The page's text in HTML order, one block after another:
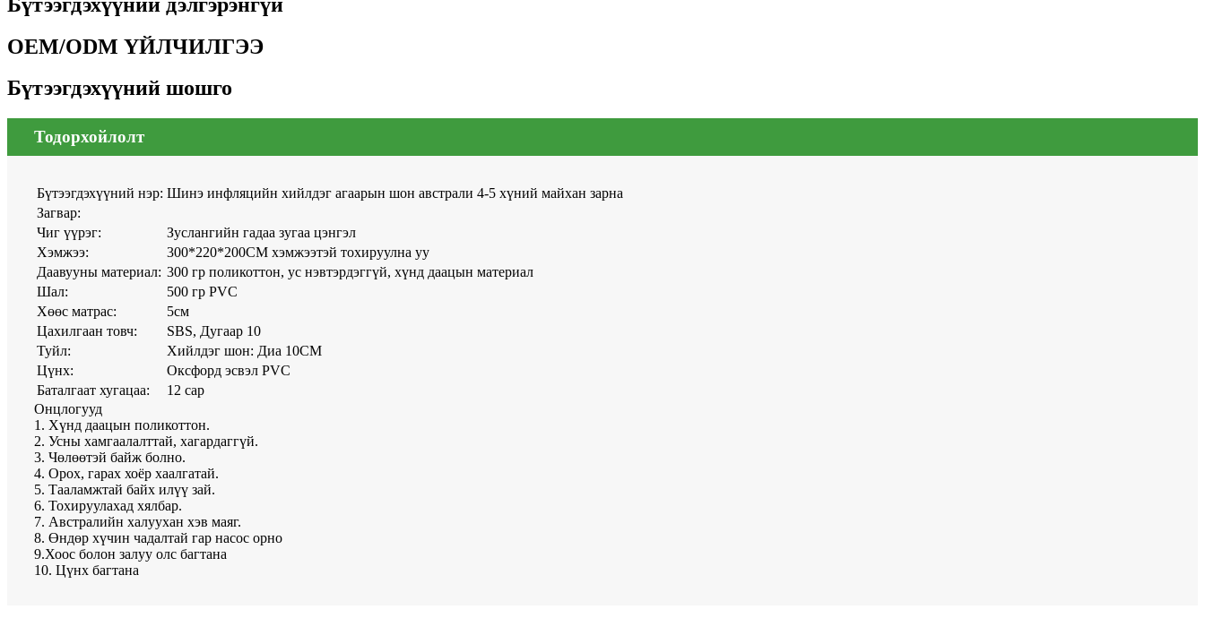
OEM/ODM ҮЙЛЧИЛГЭЭ
Бүтээгдэхүүний шошго
Тодорхойлолт
Бүтээгдэхүүний нэр: Шинэ инфляцийн хийлдэг агаарын шон австрали 4-5 хүний ​​майхан зарна
Загвар:
Чиг үүрэг:
Зуслангийн гадаа зугаа цэнгэл
Хэмжээ:
300*220*200CM хэмжээтэй тохируулна уу
Даавууны материал: 300 гр поликоттон, ус нэвтэрдэггүй, хүнд даацын материал
Шал:
500 гр PVC
Хөөс матрас:
5см
Цахилгаан товч:
SBS, Дугаар 10
Туйл:
Хийлдэг шон: Диа 10CM
Цүнх:
Оксфорд эсвэл PVC
Баталгаат хугацаа:
12 сар
Онцлогууд
1. Хүнд даацын поликоттон.
2. Усны хамгаалалттай, хагардаггүй.
3. Чөлөөтэй байж болно.
4. Орох, гарах хоёр хаалгатай.
5. Тааламжтай байх илүү зай.
6. Тохируулахад хялбар.
7. Австралийн халуухан хэв маяг.
8. Өндөр хүчин чадалтай гар насос орно
9.Хоос болон залуу олс багтана
10. Цүнх багтана